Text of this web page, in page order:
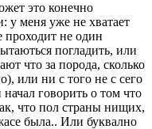
это конечно
у меня уже не хватает
не один
погладить, или
что за порода, сколько
или ни с того не с сего
говорить о том что
что пол страны нищих,
была.. Или буквално